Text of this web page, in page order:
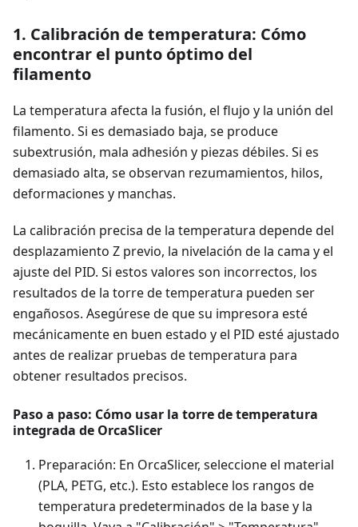
1. Calibración de temperatura: Cómo
encontrar el punto óptimo del
filamento
La temperatura afecta la fusión, el flujo y la unión del
filamento. Si es demasiado baja, se produce
subextrusión, mala adhesión y piezas débiles. Si es
demasiado alta, se observan rezumamientos, hilos,
deformaciones y manchas.
La calibración precisa de la temperatura depende del
desplazamiento Z previo, la nivelación de la cama y el
ajuste del PID. Si estos valores son incorrectos, los
resultados de la torre de temperatura pueden ser
engañosos. Asegúrese de que su impresora esté
mecánicamente en buen estado y el PID esté ajustado
antes de realizar pruebas de temperatura para
obtener resultados precisos.
Paso a paso: Cómo usar la torre de temperatura
integrada de OrcaSlicer
Preparación: En OrcaSlicer, seleccione el material
(PLA, PETG, etc.). Esto establece los rangos de
temperatura predeterminados de la base y la